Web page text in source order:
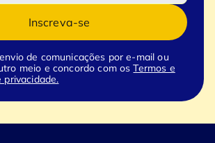
Inscreva-se
de comunicações por e-mail ou
meio e concordo com osTermos e
privacidade.